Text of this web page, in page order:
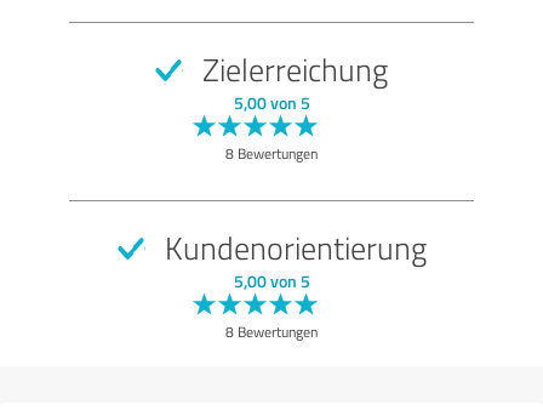
Zielerreichung
5,00 von 5
8 Bewertungen
Kundenorientierung
5,00 von 5
8 Bewertungen